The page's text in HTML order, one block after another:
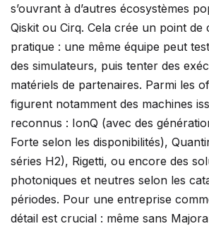
s’ouvrant à d’autres écosystèmes
Qiskit ou Cirq. Cela crée un point de
pratique : une même équipe peut
des simulateurs, puis tenter des
matériels de partenaires. Parmi les
figurent notamment des machines
reconnus : IonQ (avec des
Forte selon les disponibilités),
séries H2), Rigetti, ou encore des
photoniques et neutres selon les
périodes. Pour une entreprise
détail est crucial : même sans